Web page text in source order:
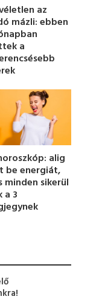
az
mázli: ebben
a
alig
be energiát,
minden sikerül
a 3